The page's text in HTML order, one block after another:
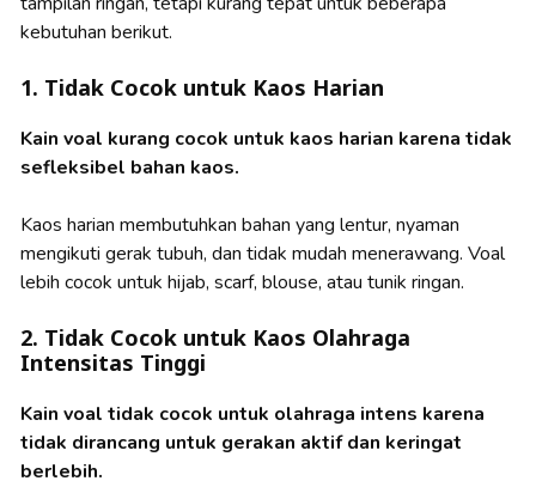
kebutuhan berikut.
1. Tidak Cocok untuk Kaos Harian
Kain voal kurang cocok untuk kaos harian karena tidak
sefleksibel bahan kaos.
Kaos harian membutuhkan bahan yang lentur, nyaman
mengikuti gerak tubuh, dan tidak mudah menerawang. Voal
lebih cocok untuk hijab, scarf, blouse, atau tunik ringan.
2. Tidak Cocok untuk Kaos Olahraga
Intensitas Tinggi
Kain voal tidak cocok untuk olahraga intens karena
tidak dirancang untuk gerakan aktif dan keringat
berlebih.